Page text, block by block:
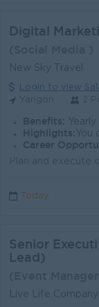
Digital
New Sky Travel
Login to view
Benefits: Yearly
Highlights: You
Career
Today
Senior
Lead)
Live Life